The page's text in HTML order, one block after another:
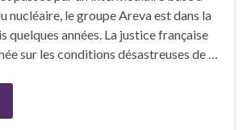
nucléaire, le groupe Areva est dans la
quelques années. La justice française
sur les conditions désastreuses de …